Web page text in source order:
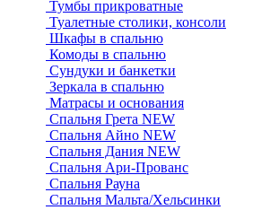
Тумбы прикроватные
Туалетные столики, консоли
Шкафы в спальню
Комоды в спальню
Сундуки и банкетки
Зеркала в спальню
Матрасы и основания
Спальня Грета NEW
Спальня Айно NEW
Спальня Дания NEW
Спальня Ари-Прованс
Спальня Рауна
Спальня Мальта/Хельсинки